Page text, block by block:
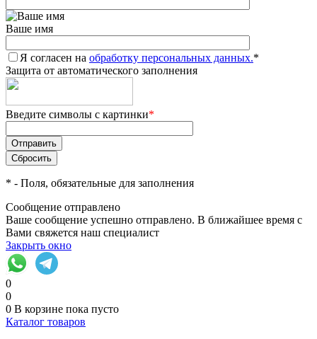
Ваше имя
Я согласен на обработку персональных данных.*
Защита от автоматического заполнения
Введите символы с картинки*
* - Поля, обязательные для заполнения
Сообщение отправлено
Ваше сообщение успешно отправлено. В ближайшее время с
Вами свяжется наш специалист
Закрыть окно
0
0
0 В корзине пока пусто
Каталог товаров